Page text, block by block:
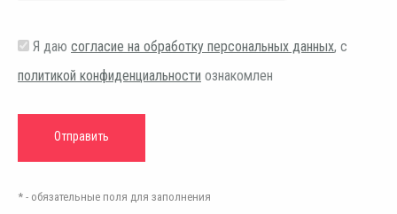
Я даю согласие на обработку персональных данных, с
политикой конфиденциальности ознакомлен
* - обязательные поля для заполнения